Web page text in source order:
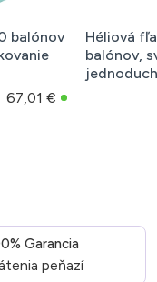
balónov
67,01 €
Héliová
balónov,
Garancia
peňazí